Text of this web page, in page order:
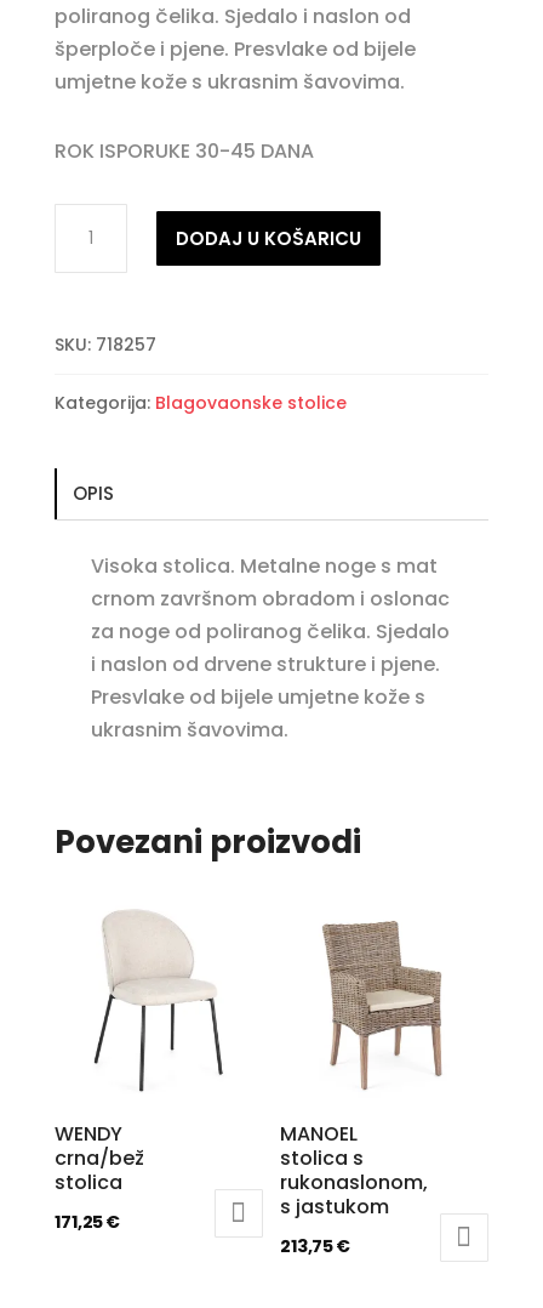
poliranog čelika. Sjedalo i naslon od
šperploče i pjene. Presvlake od bijele
umjetne kože s ukrasnim šavovima.
ROK ISPORUKE 30-45 DANA
barska
količina
DODAJ U KOŠARICU
SKU: 718257
Kategorija: Blagovaonske stolice
OPIS
Visoka stolica. Metalne noge s mat
crnom završnom obradom i oslonac
za noge od poliranog čelika. Sjedalo
i naslon od drvene strukture i pjene.
Presvlake od bijele umjetne kože s
ukrasnim šavovima.
Povezani proizvodi
WENDY
crna/bež
stolica
171,25€
MANOEL
stolica s
rukonaslonom,
s jastukom
213,75€